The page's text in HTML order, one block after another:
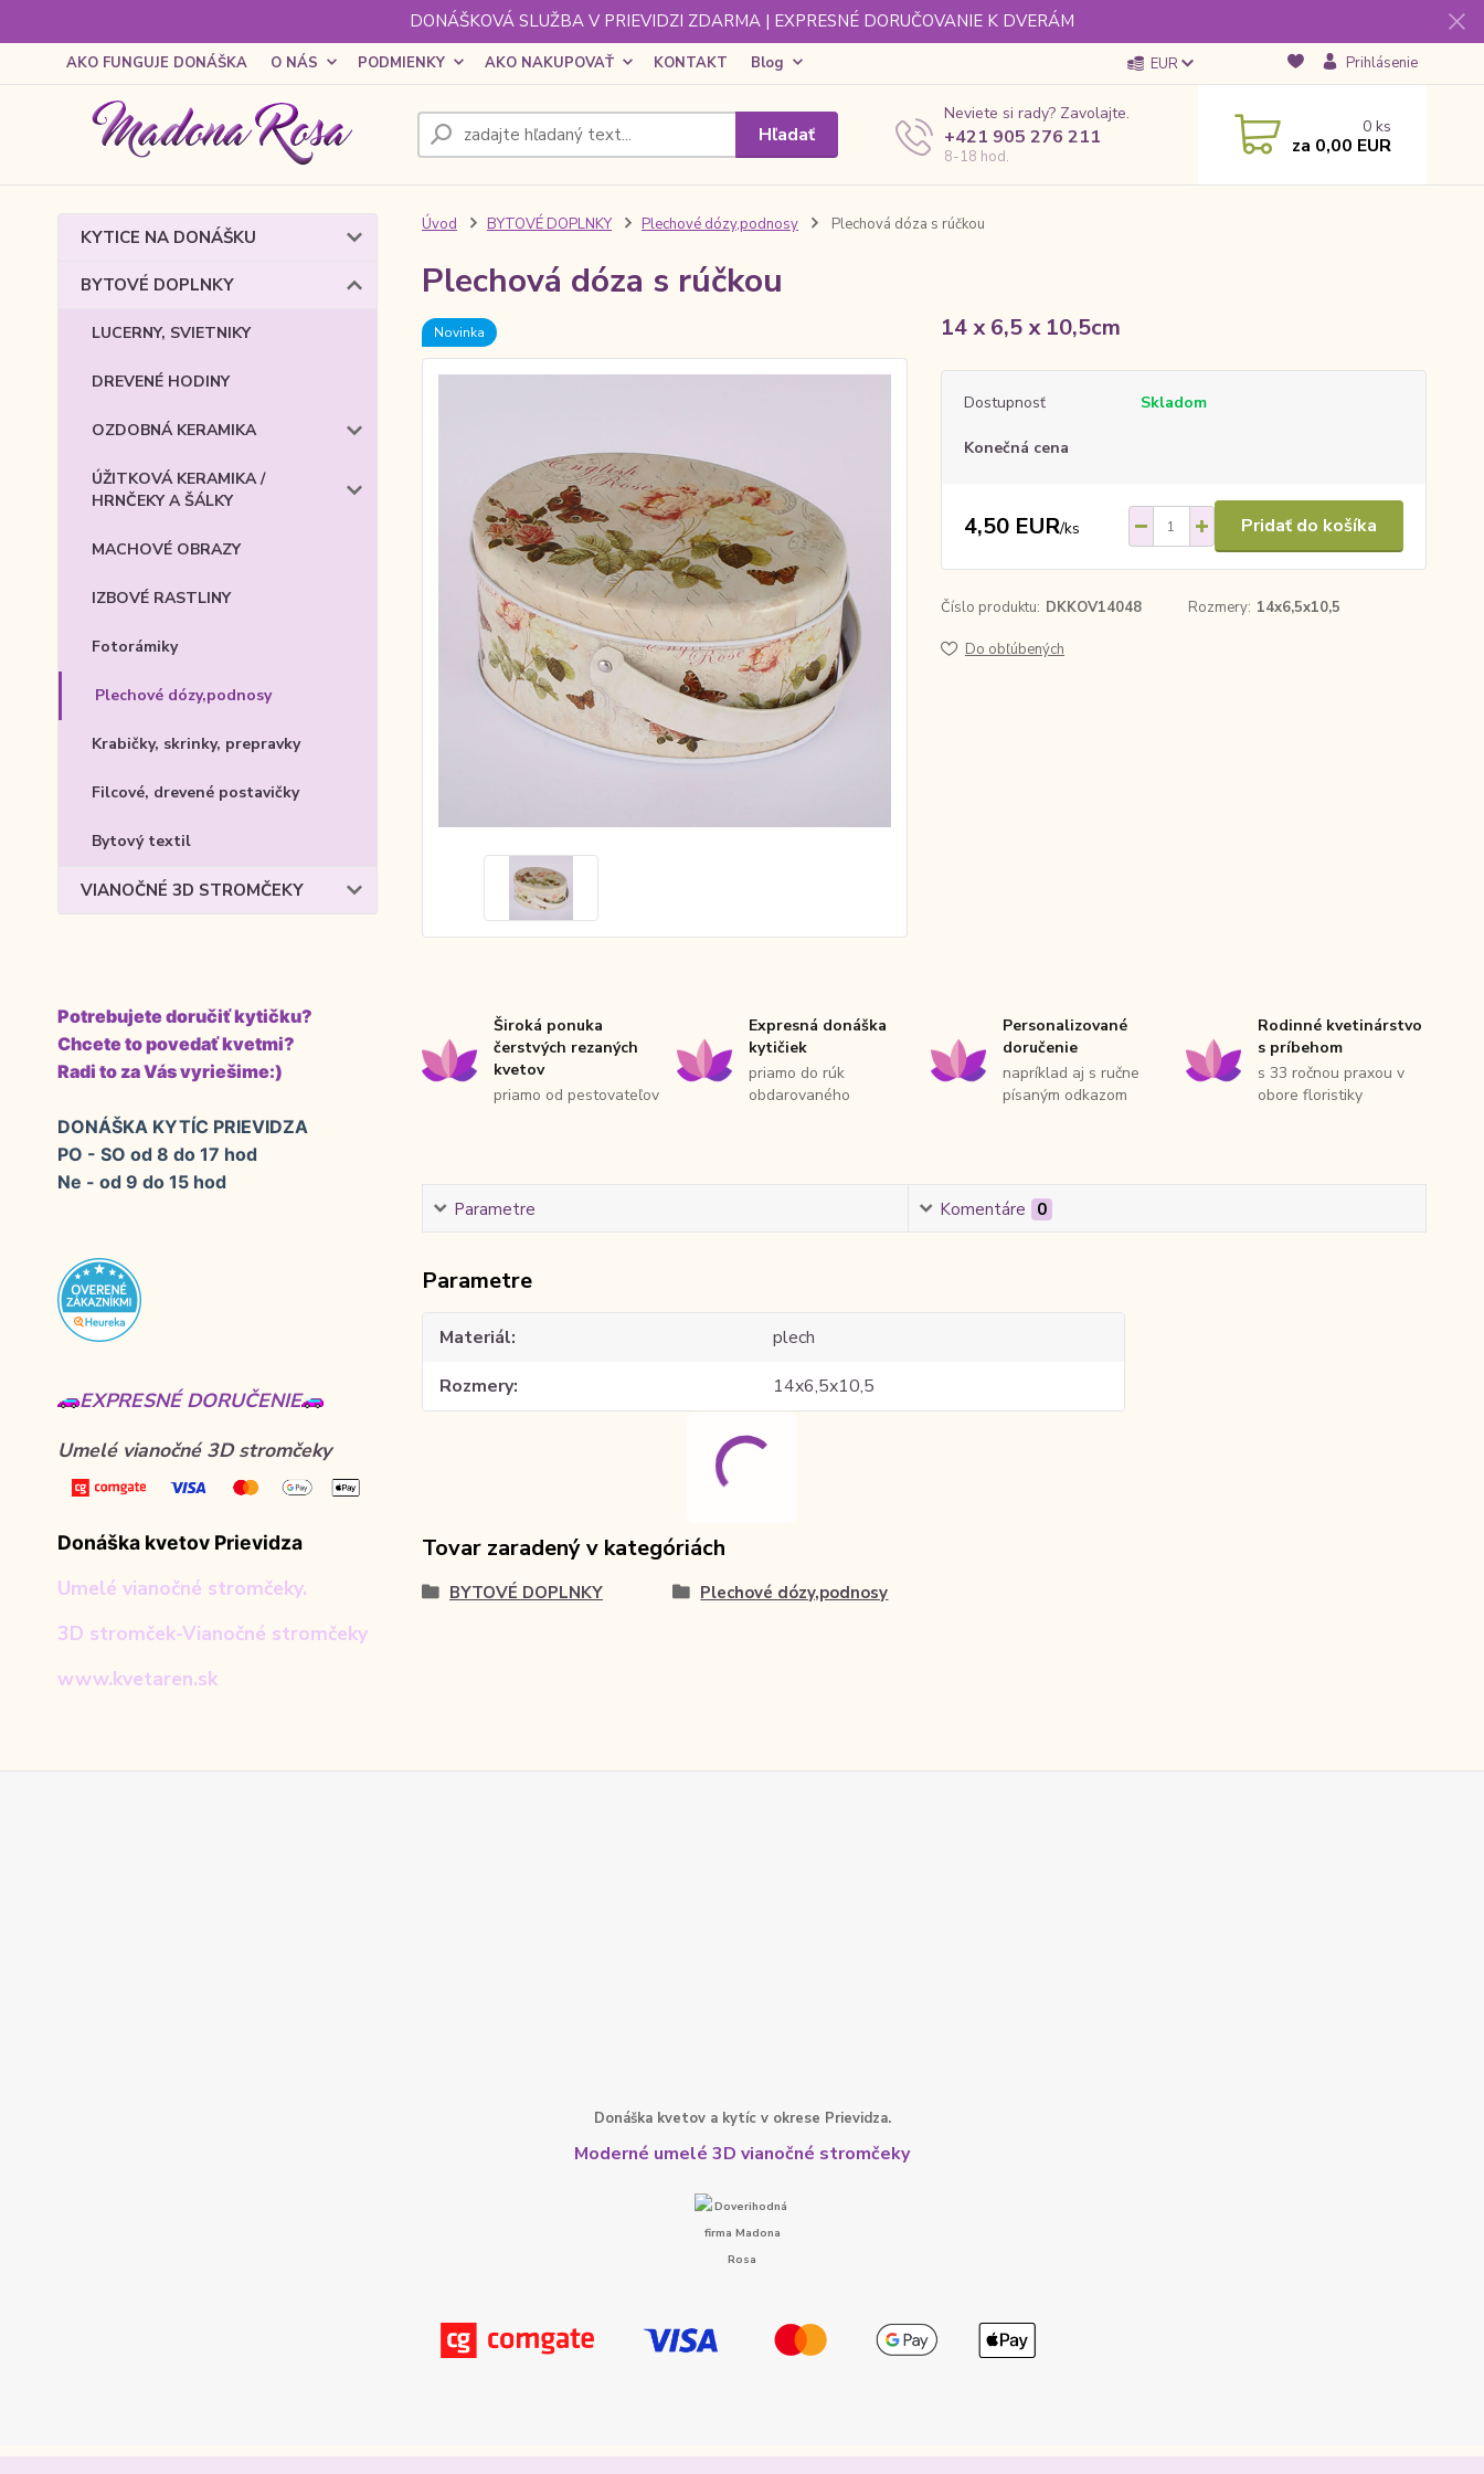
DONÁŠKOVÁ SLUŽBA V PRIEVIDZI ZDARMA | EXPRESNÉ DORUČOVANIE K DVERÁM
AKO FUNGUJE DONÁŠKA O NÁS PODMIENKY AKO NAKUPOVAŤ KONTAKT Blog EUR Prihlásenie
Hľadať
Neviete si rady? Zavolajte.
+421 905 276 211
8-18 hod.
0 ks
za 0,00 EUR
KYTICE NA DONÁŠKU
BYTOVÉ DOPLNKY
LUCERNY, SVIETNIKY
DREVENÉ HODINY
OZDOBNÁ KERAMIKA
ÚŽITKOVÁ KERAMIKA /
HRNČEKY A ŠÁLKY
MACHOVÉ OBRAZY
IZBOVÉ RASTLINY
Fotorámiky
Plechové dózy,podnosy
Krabičky, skrinky, prepravky
Filcové, drevené postavičky
Bytový textil
VIANOČNÉ 3D STROMČEKY
Potrebujete doručiť kytičku?
Chcete to povedať kvetmi?
Radi to za Vás vyriešime:)
DONÁŠKA KYTÍC PRIEVIDZA
PO - SO od 8 do 17 hod
Ne - od 9 do 15 hod
EXPRESNÉ DORUČENIE
Umelé vianočné 3D stromčeky
Donáška kvetov Prievidza
Umelé vianočné stromčeky.
3D stromček-Vianočné stromčeky
www.kvetaren.sk
Úvod BYTOVÉ DOPLNKY Plechové dózy,podnosy Plechová dóza s rúčkou
Plechová dóza s rúčkou
Novinka 14 x 6,5 x 10,5cm
Dostupnosť Skladom
Konečná cena
4,50 EUR/ks Pridať do košíka
Číslo produktu: DKKOV14048 Rozmery: 14x6,5x10,5
Do obľúbených
Široká ponuka
čerstvých rezaných
kvetov
priamo od pestovateľov
Expresná donáška
kytičiek
priamo do rúk
obdarovaného
Personalizované
doručenie
napríklad aj s ručne
písaným odkazom
Rodinné kvetinárstvo
s príbehom
s 33 ročnou praxou v
obore floristiky
Parametre Komentáre 0
Parametre
Materiál
plech
Rozmery
14x6,5x10,5
Tovar zaradený v kategóriách
BYTOVÉ DOPLNKY Plechové dózy,podnosy
Donáška kvetov a kytíc v okrese Prievidza.
Moderné umelé 3D vianočné stromčeky